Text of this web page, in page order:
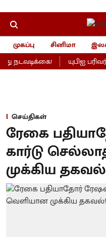
முகப்பு சினிமா
நடவடிக்கை!
யுபிஐ
செய்திகள்
ரேகை
கார்டு
முக்கிய